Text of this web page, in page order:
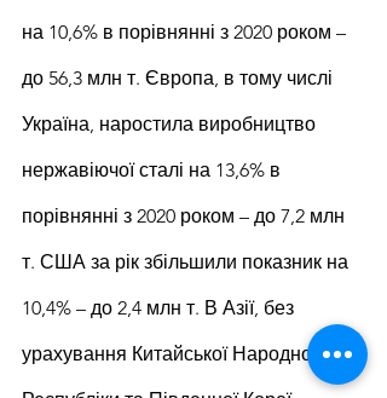
на 10,6% в порівнянні з 2020 роком –
до 56,3 млн т. Європа, в тому числі
Україна, наростила виробництво
нержавіючої сталі на 13,6% в
порівнянні з 2020 роком – до 7,2 млн
т. США за рік збільшили показник на
10,4% – до 2,4 млн т. В Азії, без
урахування Китайської Народної